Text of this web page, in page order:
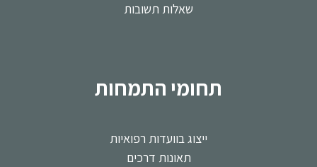
שאלות תשובות
תחומי התמחות
ייצוג בוועדות רפואיות
תאונות דרכים